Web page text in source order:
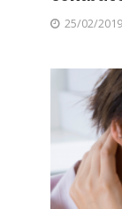
25/02/2019